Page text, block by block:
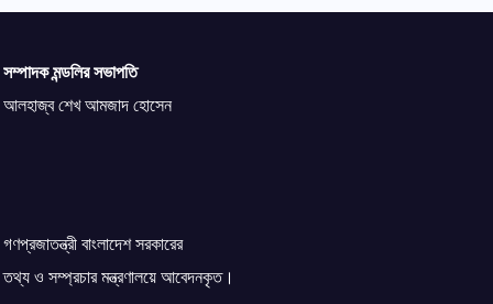
সম্পাদক মন্ডলির সভাপতি
আলহাজ্ব শেখ আমজাদ হোসেন
গণপ্রজাতন্ত্রী বাংলাদেশ সরকারের
তথ্য ও সম্প্রচার মন্ত্রণালয়ে আবেদনকৃত।